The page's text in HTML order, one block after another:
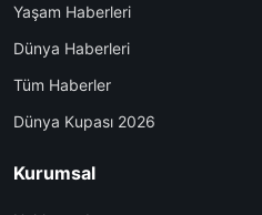
Yaşam Haberleri
Dünya Haberleri
Tüm Haberler
Dünya Kupası 2026
Kurumsal